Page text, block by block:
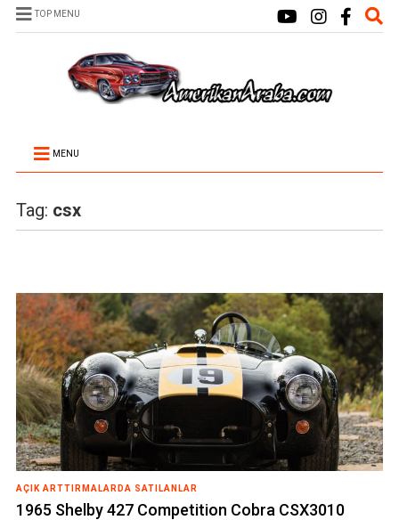
TOP MENU
MENU
Tag: csx
AÇIK ARTTIRMALARDA SATILANLAR
1965 Shelby 427 Competition Cobra CSX3010